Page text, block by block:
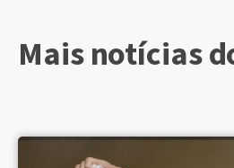
Mais notícias